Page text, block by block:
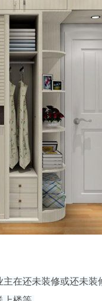
在还未装修或还未